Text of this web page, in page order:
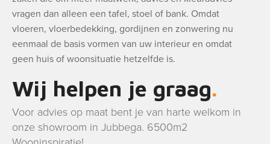
vragen dan alleen een tafel, stoel of bank. Omdat
vloeren, vloerbedekking, gordijnen en zonwering nu
eenmaal de basis vormen van uw interieur en omdat
geen huis of woonsituatie hetzelfde is.
Wij helpen je graag
Voor advies op maat bent je van harte welkom in
onze showroom in Jubbega. 6500m2